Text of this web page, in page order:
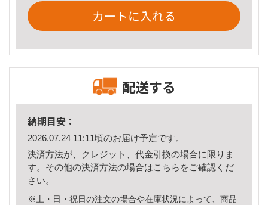
カートに入れる
配送する
納期目安：
2026.07.24 11:11頃のお届け予定です。
決済方法が、クレジット、代金引換の場合に限りま
す。その他の決済方法の場合はこちら をご確認くだ
さい。
※土・日・祝日の注文の場合や在庫状況によって、商品